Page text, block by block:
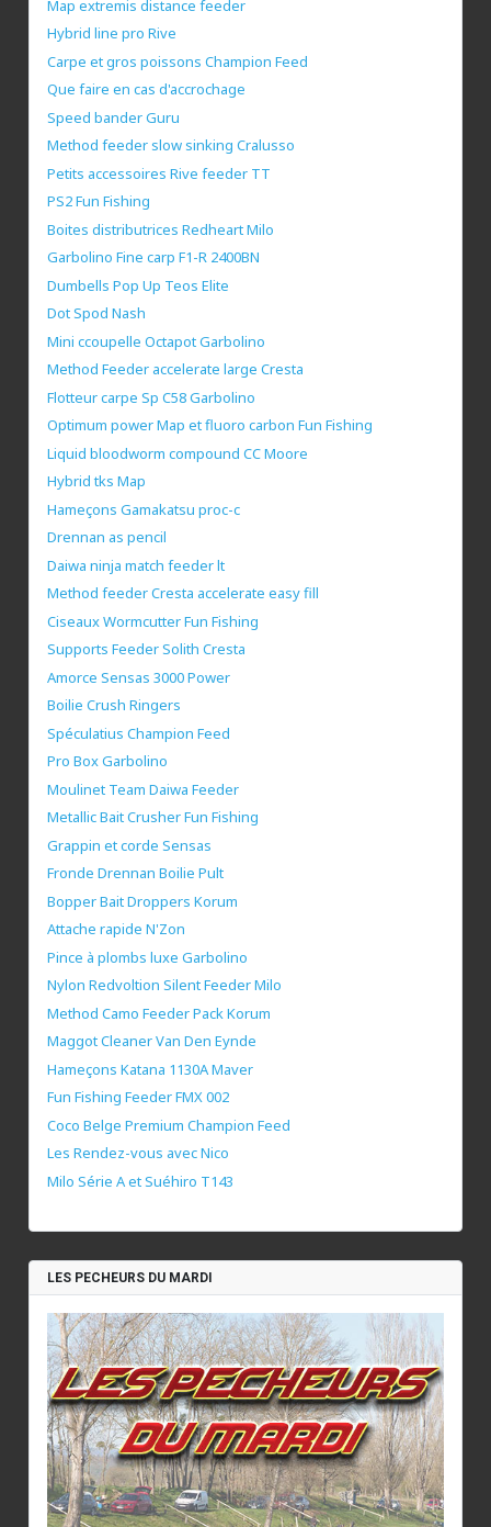
LES PECHEURS DU MARDI
Map extremis distance feeder
Hybrid line pro Rive
Carpe et gros poissons Champion Feed
Que faire en cas d'accrochage
Speed bander Guru
Method feeder slow sinking Cralusso
Petits accessoires Rive feeder TT
PS2 Fun Fishing
Boites distributrices Redheart Milo
Garbolino Fine carp F1-R 2400BN
Dumbells Pop Up Teos Elite
Dot Spod Nash
Mini ccoupelle Octapot Garbolino
Method Feeder accelerate large Cresta
Flotteur carpe Sp C58 Garbolino
Optimum power Map et fluoro carbon Fun Fishing
Liquid bloodworm compound CC Moore
Hybrid tks Map
Hameçons Gamakatsu proc-c
Drennan as pencil
Daiwa ninja match feeder lt
Method feeder Cresta accelerate easy fill
Ciseaux Wormcutter Fun Fishing
Supports Feeder Solith Cresta
Amorce Sensas 3000 Power
Boilie Crush Ringers
Spéculatius Champion Feed
Pro Box Garbolino
Moulinet Team Daiwa Feeder
Metallic Bait Crusher Fun Fishing
Grappin et corde Sensas
Fronde Drennan Boilie Pult
Bopper Bait Droppers Korum
Attache rapide N'Zon
Pince à plombs luxe Garbolino
Nylon Redvoltion Silent Feeder Milo
Method Camo Feeder Pack Korum
Maggot Cleaner Van Den Eynde
Hameçons Katana 1130A Maver
Fun Fishing Feeder FMX 002
Coco Belge Premium Champion Feed
Les Rendez-vous avec Nico
Milo Série A et Suéhiro T143